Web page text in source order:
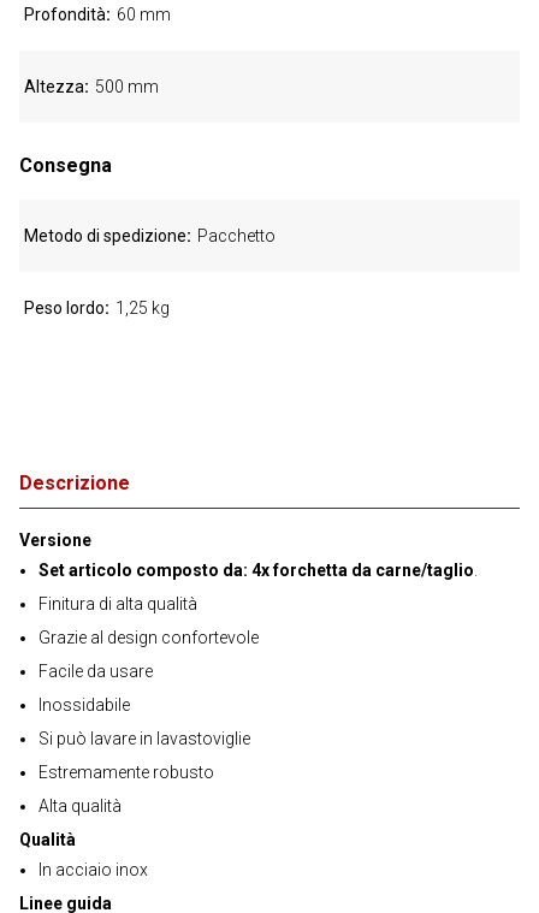
Descrizione
Versione
Set articolo composto da: 4x forchetta da carne/taglio
Finitura di alta qualità
Grazie al design confortevole
Facile da usare
Inossidabile
Si può lavare in lavastoviglie
Estremamente robusto
Alta qualità
Qualità
In acciaio inox
Linee guida
Profondità 60 mm
Altezza 500 mm
Consegna
Metodo di spedizione Pacchetto
Peso lordo 1,25 kg